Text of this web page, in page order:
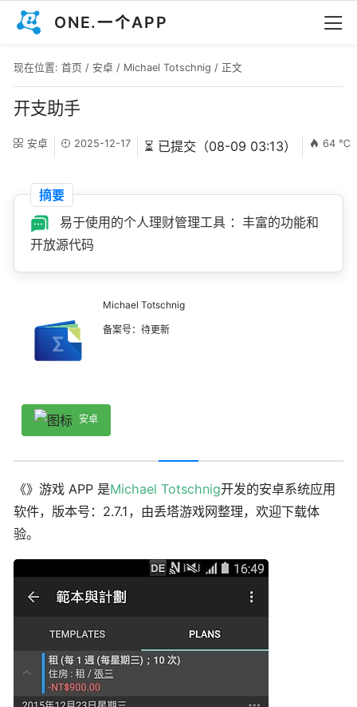
ONE.一个APP
现在位置: 首页 / 安卓 / Michael Totschnig / 正文
开支助手
安卓 2025-12-17 ⏳ 已提交（08-09 03:13） 64 ℃
摘要
易于使用的个人理财管理工具 ：丰富的功能和
开放源代码
Michael Totschnig
备案号：待更新
安卓
《》游戏 APP 是Michael Totschnig开发的安卓系统应用
软件，版本号：2.7.1，由丢塔游戏网整理，欢迎下载体
验。